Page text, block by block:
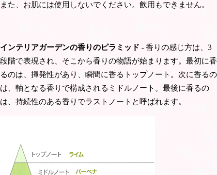
また、お肌には使用しないでください。飲用もできません。
インテリアガーデンの香りのピラミッド - 香りの感じ方は、3
段階で表現され、そこから香りの物語が始まります。最初に香
るのは、揮発性があり、瞬間に香るトップノート。次に香るの
は、軸となる香りで構成されるミドルノート。最後に香るの
は、持続性のある香りでラストノートと呼ばれます。